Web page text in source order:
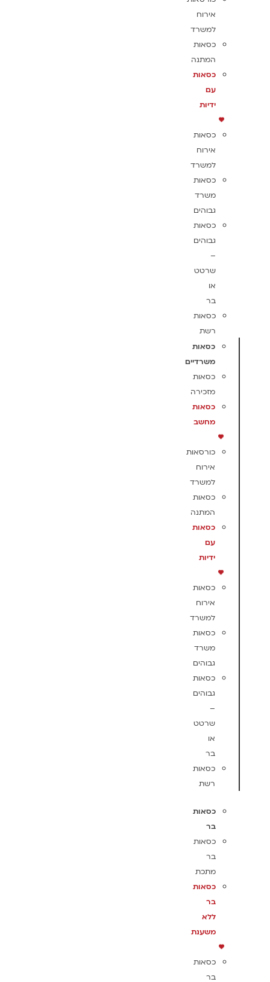
אירוח
למשרד
כסאות
המתנה
כסאות
עם
ידיות
כסאות
אירוח
למשרד
כסאות
משרד
גבוהים
כסאות
גבוהים
–
שרטט
או
בר
כסאות
רשת
כסאות
משרדיים
כסאות
מזכירה
כסאות
מחשב
כורסאות
אירוח
למשרד
כסאות
המתנה
כסאות
עם
ידיות
כסאות
אירוח
למשרד
כסאות
משרד
גבוהים
כסאות
גבוהים
–
שרטט
או
בר
כסאות
רשת
כסאות
בר
כסאות
בר
מתכת
כסאות
בר
ללא
משענת
כסאות
בר